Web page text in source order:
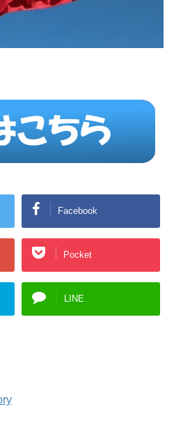
Facebook
Pocket
LINE